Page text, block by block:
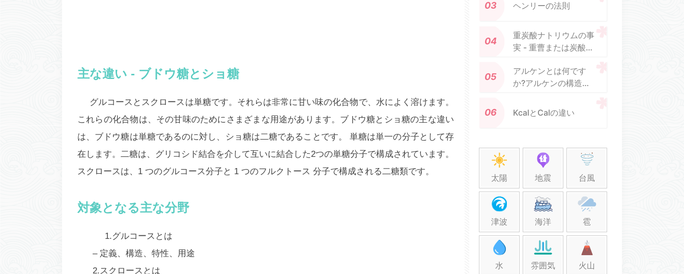
主な違い - ブドウ糖とショ糖
グルコースとスクロースは単糖です。それらは非常に甘い味の化合物で、水によく溶けます。
これらの化合物は、その甘味のためにさまざまな用途があります。ブドウ糖とショ糖の主な違い
は、 ブドウ糖は単糖であるのに対し、ショ糖は二糖であることです。 単糖は単一の分子として存
在します。二糖は、グリコシド結合を介して互いに結合した2つの単糖分子で構成されています。
スクロースは、1 つのグルコース分子と 1 つのフルクトース 分子で構成される二糖類です。
対象となる主な分野
1.グルコースとは
– 定義、構造、特性、用途
2.スクロースとは
ヘンリーの法則
重炭酸ナトリウムの事
実 - 重曹または炭酸水
アルケンとは何です
か?アルケンの構造と
KcalとCalの違い
太陽 地震 台風
津波 海洋 雹
水 雰囲気 火山